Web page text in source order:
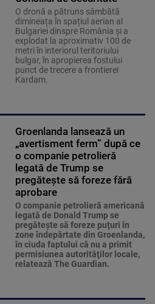
O dronă a pătruns sâmbătă
dimineața în spațiul aerian al
Bulgariei dinspre România și a
explodat la aproximativ 100 de
metri în interiorul teritoriului
bulgar, în apropierea fostului
punct de trecere a frontierei
Kardam.
Groenlanda lansează un
„avertisment ferm” după ce
o companie petrolieră
legată de Trump se
pregătește să foreze fără
aprobare
O companie petrolieră americană
legată de Donald Trump se
pregăteşte să foreze puţuri în
zone îndepărtate din Groenlanda,
în ciuda faptului că nu a primit
permisiunea autorităţilor locale,
relatează The Guardian.